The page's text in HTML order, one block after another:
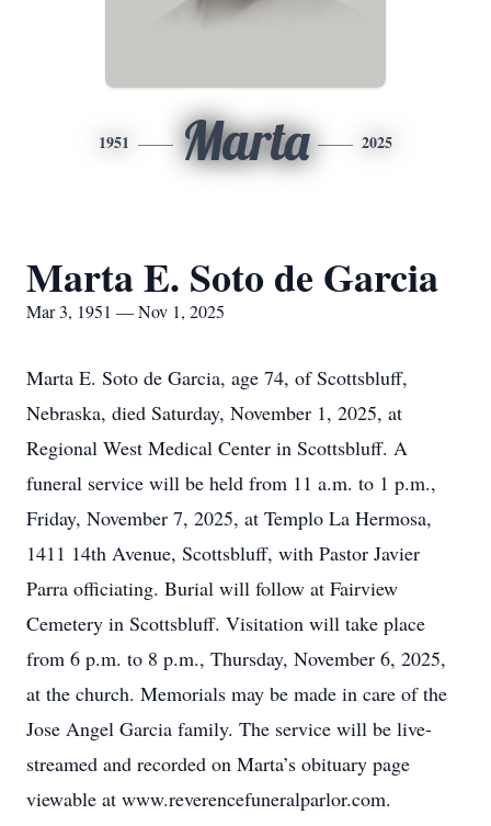
1951 Marta 2025
Marta E. Soto de Garcia
Mar 3, 1951 — Nov 1, 2025
Marta E. Soto de Garcia, age 74, of Scottsbluff,
Nebraska, died Saturday, November 1, 2025, at
Regional West Medical Center in Scottsbluff. A
funeral service will be held from 11 a.m. to 1 p.m.,
Friday, November 7, 2025, at Templo La Hermosa,
1411 14th Avenue, Scottsbluff, with Pastor Javier
Parra officiating. Burial will follow at Fairview
Cemetery in Scottsbluff. Visitation will take place
from 6 p.m. to 8 p.m., Thursday, November 6, 2025,
at the church. Memorials may be made in care of the
Jose Angel Garcia family. The service will be live-
streamed and recorded on Marta’s obituary page
viewable at www.reverencefuneralparlor.com.